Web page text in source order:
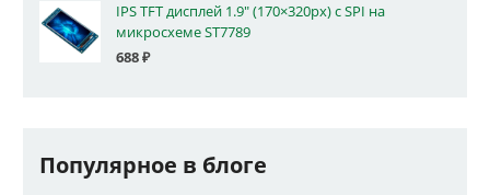
IPS TFT дисплей 1.9" (170×320px) с SPI на
микросхеме ST7789
688₽
Популярное в блоге